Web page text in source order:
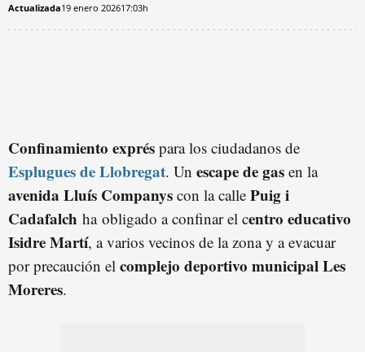
Actualizada19 enero 202617:03h
Confinamiento exprés para los ciudadanos de
Esplugues de Llobregat. Un escape de gas en la
avenida Lluís Companys con la calle Puig i
Cadafalch haobligado a confinar el centro educativo
Isidre Martí, a varios vecinos de la zona y a evacuar
por precaución el complejo deportivo municipal Les
Moreres.